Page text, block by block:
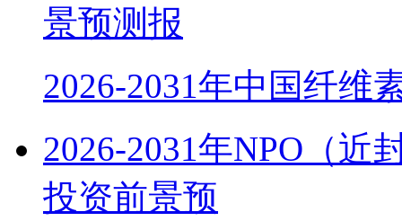
景预测报
2026-2031年中国纤维
2026-2031年NPO（近
投资前景预